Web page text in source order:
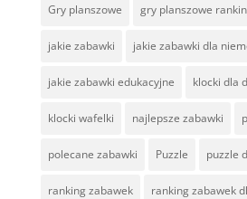
Gry planszowe gry planszowe
jakie zabawki jakie zabawki dla
jakie zabawki edukacyjne klocki dla
klocki wafelki najlepsze zabawki
polecane zabawki Puzzle puzzle
ranking zabawek ranking zabawek